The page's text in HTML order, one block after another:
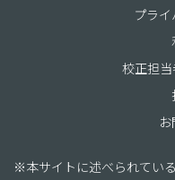
プラ
校正担
※本サイトに述べられてい